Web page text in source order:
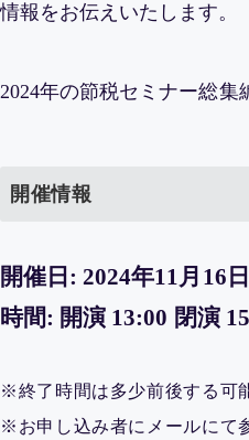
情報をお伝えいたします。
2024年の節税セミナー総
開催情報
開催日: 2024年11月16日
時間: 開演 13:00 閉演
※終了時間は多少前後する可
※お申し込み者にメールにて